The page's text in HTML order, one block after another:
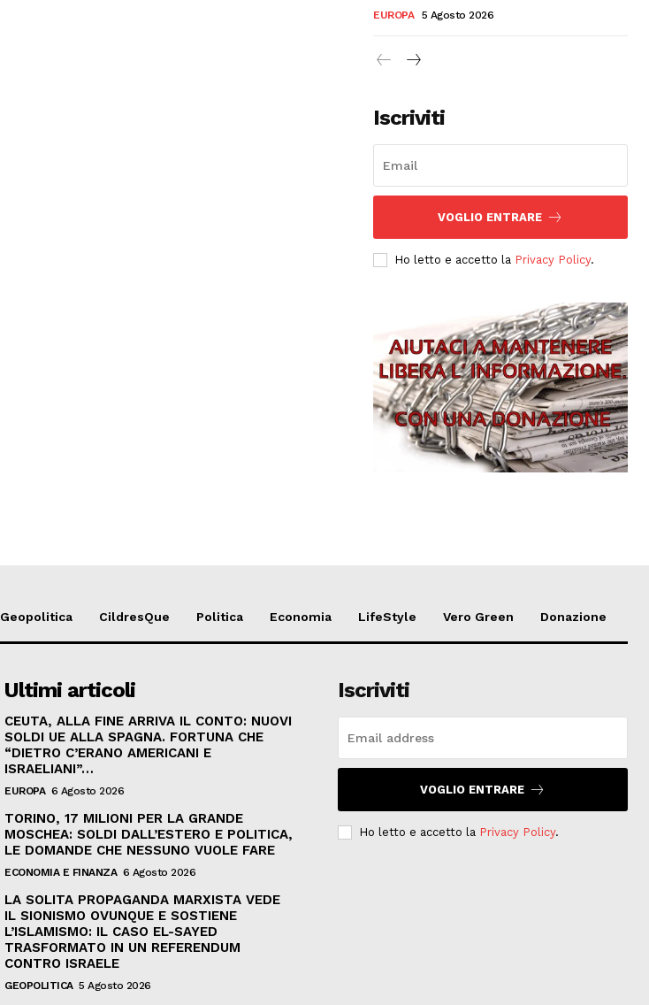
EUROPA 5 Agosto 2026
Iscriviti
VOGLIO ENTRARE
Ho letto e accetto la Privacy Policy.
Geopolitica CildresQue Politica Economia LifeStyle Vero Green Donazione
Ultimi articoli
CEUTA, ALLA FINE ARRIVA IL CONTO: NUOVI
SOLDI UE ALLA SPAGNA. FORTUNA CHE
“DIETRO C’ERANO AMERICANI E
ISRAELIANI”…
EUROPA 6 Agosto 2026
TORINO, 17 MILIONI PER LA GRANDE
MOSCHEA: SOLDI DALL’ESTERO E POLITICA,
LE DOMANDE CHE NESSUNO VUOLE FARE
ECONOMIA E FINANZA 6 Agosto 2026
LA SOLITA PROPAGANDA MARXISTA VEDE
IL SIONISMO OVUNQUE E SOSTIENE
L’ISLAMISMO: IL CASO EL-SAYED
TRASFORMATO IN UN REFERENDUM
CONTRO ISRAELE
GEOPOLITICA 5 Agosto 2026
Iscriviti
VOGLIO ENTRARE
Ho letto e accetto la Privacy Policy.